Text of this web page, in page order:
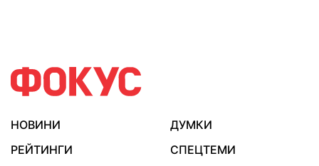
НОВИНИ
ДУМКИ
РЕЙТИНГИ
СПЕЦТЕМИ